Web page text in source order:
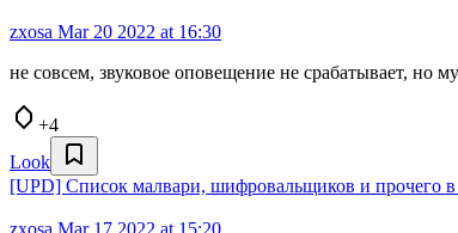
zxosa Mar 20 2022 at 16:30
не совсем, звуковое оповещение не срабатывает, но
+4
Look
[UPD] Список малвари, шифровальщиков и прочего в
zxosa Mar 17 2022 at 15:20